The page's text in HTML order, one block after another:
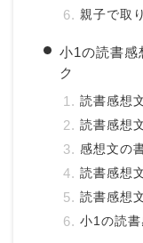
親子で取
小1の読書感
ク
読書感想
読書感想
感想文の
読書感想
読書感想
小1の読